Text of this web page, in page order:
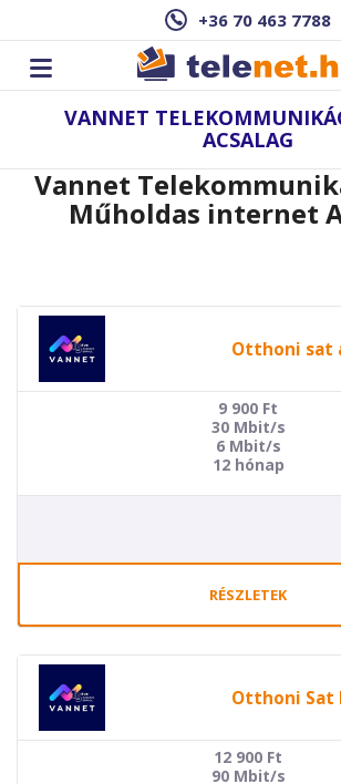
+36 70 463 7788
VANNET
ACSALAG
Vannet
Műholdas internet
Otthoni sat
9 900 Ft
30 Mbit/s
6 Mbit/s
12 hónap
RÉSZLETEK
Otthoni Sat
12 900 Ft
90 Mbit/s